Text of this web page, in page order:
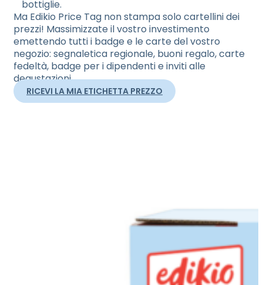
bottiglie.
Ma Edikio Price Tag non stampa solo cartellini dei
prezzi! Massimizzate il vostro investimento
emettendo tutti i badge e le carte del vostro
negozio: segnaletica regionale, buoni regalo, carte
fedeltà, badge per i dipendenti e inviti alle
degustazioni.
RICEVI LA MIA ETICHETTA PREZZO